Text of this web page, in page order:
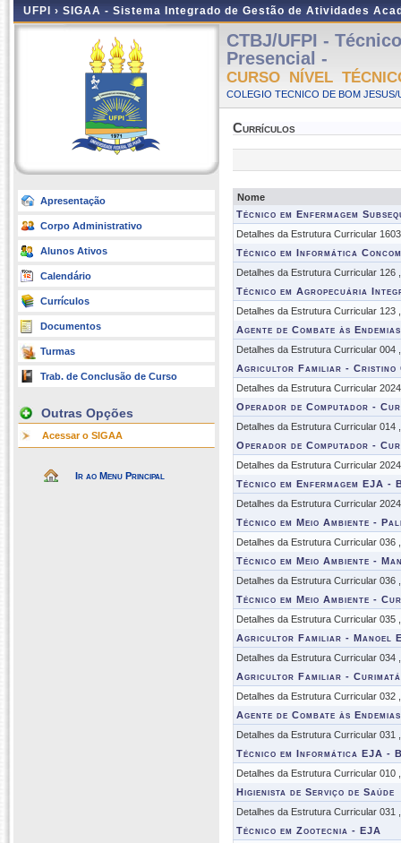
UFPI › SIGAA - Sistema Integrado de Gestão de Atividades
Apresentação
Corpo Administrativo
Alunos Ativos
Calendário
Currículos
Documentos
Turmas
Trab. de Conclusão de Curso
Outras Opções
Acessar o SIGAA
Ir ao Menu Principal
CTBJ/UFPI -
Presencial -
CURSO NÍVEL
COLEGIO TECNICO DE BOM JESUS/
Currículos
Nome
Técnico em Enfermagem
Detalhes da Estrutura Curricular
Técnico em Informática
Detalhes da Estrutura Curricular 126
Técnico em Agropecuária
Detalhes da Estrutura Curricular 123
Agente de Combate às
Detalhes da Estrutura Curricular 004
Agricultor Familiar - Cristino
Detalhes da Estrutura Curricular
Operador de Computador -
Detalhes da Estrutura Curricular 014
Operador de Computador -
Detalhes da Estrutura Curricular
Técnico em Enfermagem EJA -
Detalhes da Estrutura Curricular
Técnico em Meio Ambiente -
Detalhes da Estrutura Curricular 036
Técnico em Meio Ambiente -
Detalhes da Estrutura Curricular 036
Técnico em Meio Ambiente -
Detalhes da Estrutura Curricular 035
Agricultor Familiar - Manoel
Detalhes da Estrutura Curricular 034
Agricultor Familiar - Curimatá
Detalhes da Estrutura Curricular 032
Agente de Combate às
Detalhes da Estrutura Curricular 031
Técnico em Informática EJA -
Detalhes da Estrutura Curricular 010
Higienista de Serviço de Saúde
Detalhes da Estrutura Curricular 031
Técnico em Zootecnia - EJA